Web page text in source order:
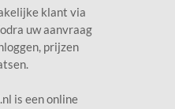
klant via
uw aanvraag
prijzen
is een online